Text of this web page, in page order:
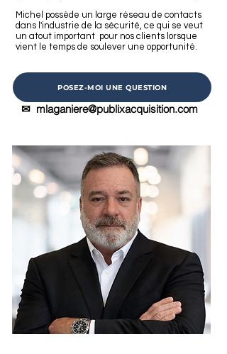
Michel possède un large réseau de contacts
dans l'industrie de la sécurité, ce qui se veut
un atout important pour nos clients lorsque
vient le temps de soulever une opportunité.
POSEZ-MOI UNE QUESTION
✉ mlaganiere@publixacquisition.com